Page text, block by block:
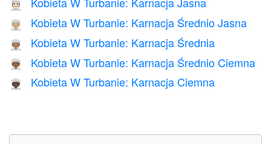
👳🏻‍♀️
👳🏼‍♀️ Kobieta W Turbanie: Karnacja Średnio Jasna
👳🏽‍♀️ Kobieta W Turbanie: Karnacja Średnia
👳🏾‍♀️ Kobieta W Turbanie: Karnacja Średnio Ciemna
👳🏿‍♀️ Kobieta W Turbanie: Karnacja Ciemna